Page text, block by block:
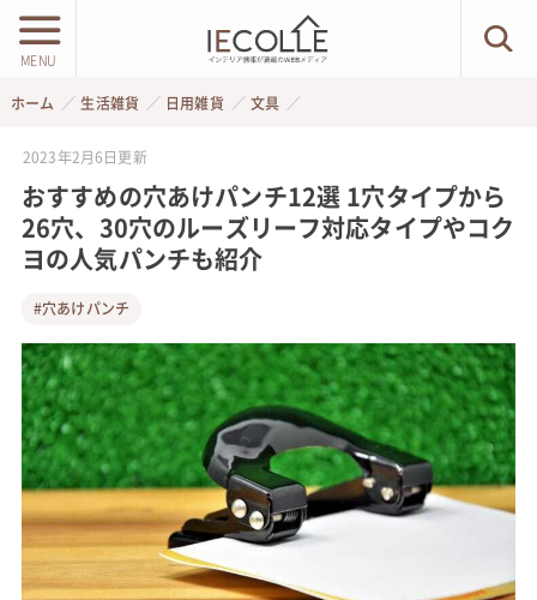
MENU
ホーム 生活雑貨 日用雑貨 文具
2023年2月6日更新
おすすめの穴あけパンチ12選 1穴タイプから
26穴、30穴のルーズリーフ対応タイプやコク
ヨの人気パンチも紹介
#穴あけパンチ